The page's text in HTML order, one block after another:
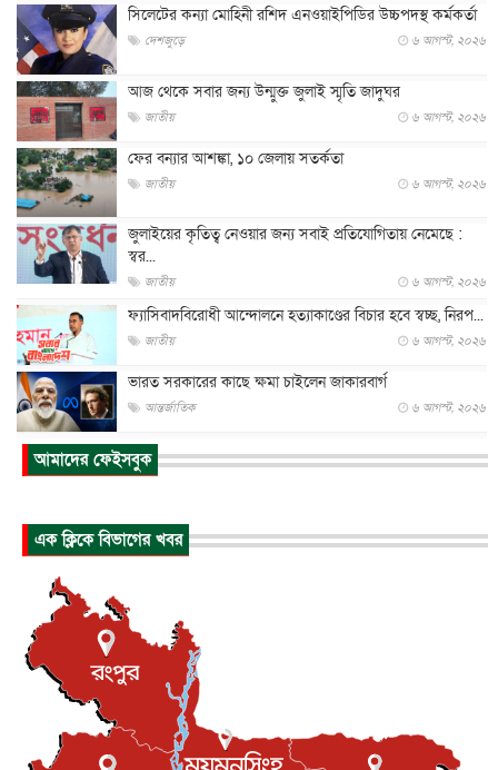
সিলেটের কন্যা মোহিনী রশিদ এনওয়াইপিডির উচ্চপদস্থ কর্মকর্তা
দেশজুড়ে ৬ আগস্ট, ২০২৬
আজ থেকে সবার জন্য উন্মুক্ত জুলাই স্মৃতি জাদুঘর
জাতীয় ৬ আগস্ট, ২০২৬
ফের বন্যার আশঙ্কা, ১০ জেলায় সতর্কতা
জাতীয় ৬ আগস্ট, ২০২৬
জুলাইয়ের কৃতিত্ব নেওয়ার জন্য সবাই প্রতিযোগিতায় নেমেছে :
স্বর...
জাতীয় ৬ আগস্ট, ২০২৬
ফ্যাসিবাদবিরোধী আন্দোলনে হত্যাকাণ্ডের বিচার হবে স্বচ্ছ, নিরপ...
জাতীয় ৬ আগস্ট, ২০২৬
ভারত সরকারের কাছে ক্ষমা চাইলেন জাকারবার্গ
আন্তর্জাতিক ৬ আগস্ট, ২০২৬
আকাশে ট্রাম্পের হেলিকপ্টার ও যাত্রীবাহী বিমান মুখোমুখি, তদন্...
আন্তর্জাতিক
আন্তর্জাতিক ৬ আগস্ট, ২০২৬
টি-টোয়েন্টি ইতিহাসের সর্বোচ্চ রানের মালিক এখন জস বাটলার
বস্তিতে কেটেছে শৈশব, আজ মুম্বাইয়ে দুই বাড়ির মালিক
বিনোদন ৬ আগস্ট, ২০২৬
আমাদের ফেইসবুক
এক ক্লিকে বিভাগের খবর